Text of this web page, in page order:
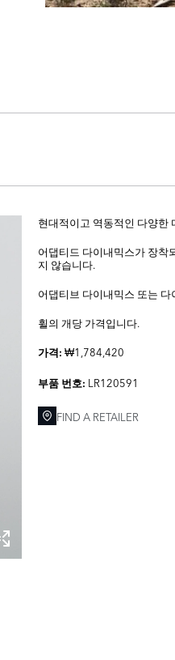
현대적이고 역동적인 다양한
어댑티드 다이내믹스가 장착
지 않습니다.
어댑티브 다이내믹스 또는
휠의 개당 가격입니다.
가격:₩1,784,420
부품 번호: LR120591
FIND A RETAILER